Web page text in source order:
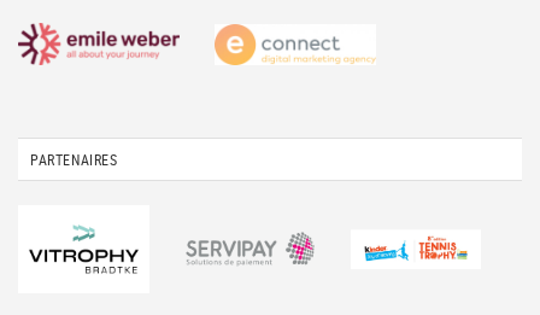
PARTENAIRES